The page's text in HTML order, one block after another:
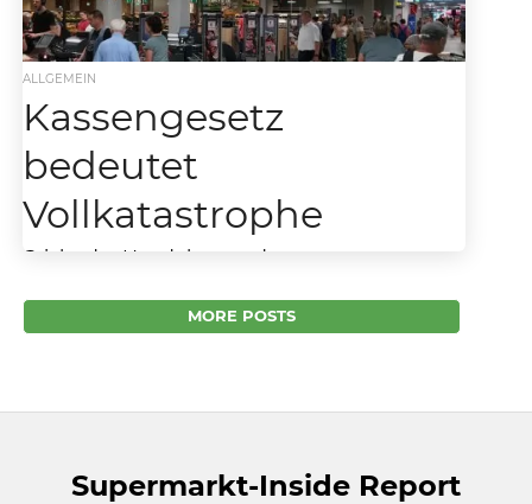
ALLGEMEIN
Kassengesetz
bedeutet
Vollkatastrophe
Bricht der Handel unter dem neuen
schon lange darüber. Aber nun wird es
MORE POSTS
Supermarkt-Inside Report